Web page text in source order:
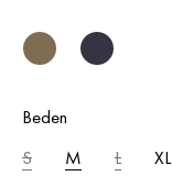
Beden
S
M L XL